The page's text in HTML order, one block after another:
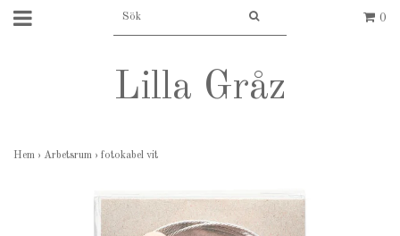
0
Lilla Gråz
Hem › Arbetsrum › fotokabel vit